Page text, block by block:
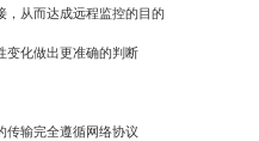
，从而达成远程监控的目的
变化做出更准确的判断
传输完全遵循网络协议